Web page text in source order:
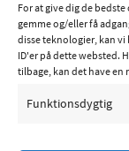
For at give dig de
gemme og/eller få
disse teknologier, kan
ID'er på dette websted.
tilbage, kan det have en
Funktionsdygtig
10
11
17
18
24
25